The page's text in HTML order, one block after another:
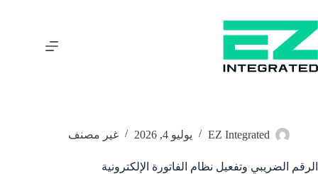
EZ Integrated يوليو 4, 2026 غير مصنف
الرقم الضريبي وتفعيل نظام الفاتورة الإلكترونية